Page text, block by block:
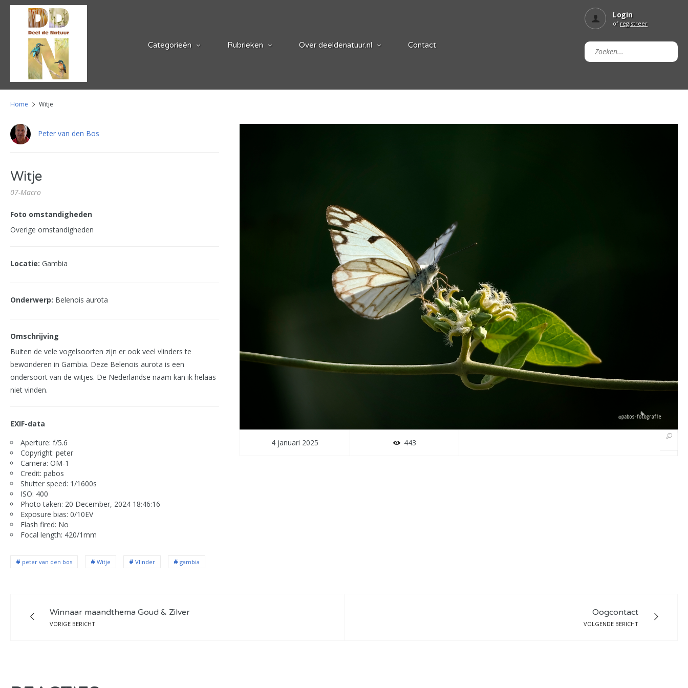
Categorieën Rubrieken Over deeldenatuur.nl Contact
Login
of registreer
Home Witje
Peter van den Bos
Witje
07-Macro
Foto omstandigheden
Overige omstandigheden
Locatie: Gambia
Onderwerp: Belenois aurota
Omschrijving
Buiten de vele vogelsoorten zijn er ook veel vlinders te
bewonderen in Gambia. Deze Belenois aurota is een
ondersoort van de witjes. De Nederlandse naam kan ik helaas
niet vinden.
EXIF-data
Aperture: f/5.6
Copyright: peter
Camera: OM-1
Credit: pabos
Shutter speed: 1/1600s
ISO: 400
Photo taken: 20 December, 2024 18:46:16
Exposure bias: 0/10EV
Flash fired: No
Focal length: 420/1mm
peter van den bos Witje Vlinder gambia
4 januari 2025 443
Winnaar maandthema Goud & Zilver
VORIGE BERICHT
Oogcontact
VOLGENDE BERICHT